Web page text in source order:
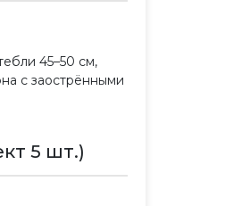
45–50 см,
с заострёнными
5 шт.)